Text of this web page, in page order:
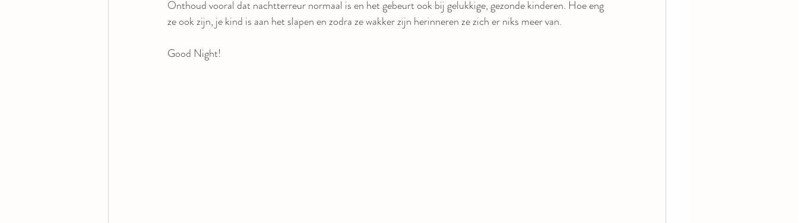
Onthoud vooral dat nachtterreur normaal is en het gebeurt ook bij gelukkige, gezonde kinderen. Hoe eng
ze ook zijn, je kind is aan het slapen en zodra ze wakker zijn herinneren ze zich er niks meer van.
Good Night!